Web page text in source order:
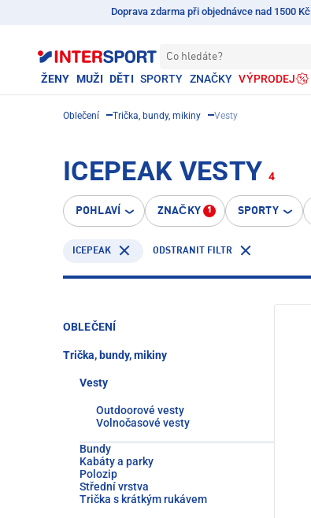
Doprava zdarma při objednávce nad 1500 Kč
Co hledáte?
ŽENY MUŽI DĚTI SPORTY ZNAČKY VÝPRODEJ
Oblečení Trička, bundy, mikiny Vesty
ICEPEAK VESTY 4
POHLAVÍ ZNAČKY 1 SPORTY
ICEPEAK ODSTRANIT FILTR
OBLEČENÍ
Trička, bundy, mikiny
Vesty
Outdoorové vesty
Volnočasové vesty
Bundy
Kabáty a parky
Polozip
Střední vrstva
Trička s krátkým rukávem